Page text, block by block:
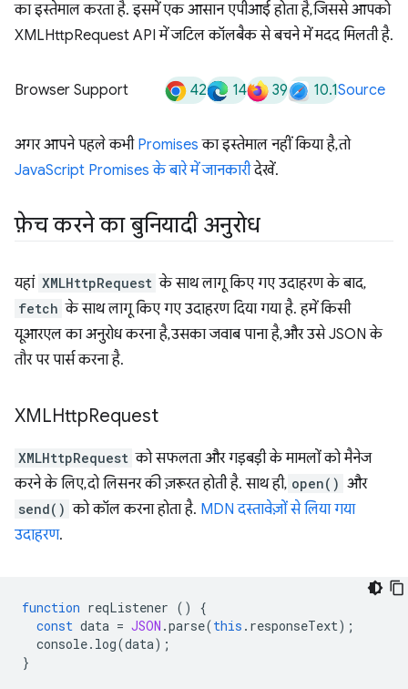
का इस्तेमाल करता है. इसमें एक आसान एपीआई होता है, जिससे आपको
XMLHttpRequest API में जटिल कॉलबैक से बचने में मदद मिलती है.
Browser Support 42 14 39 10.1Source
अगर आपने पहले कभी Promises का इस्तेमाल नहीं किया है, तो
JavaScript Promises के बारे में जानकारीदेखें.
फ़ेच करने का बुनियादी अनुरोध
यहां XMLHttpRequest के साथ लागू किए गए उदाहरण के बाद,
fetch के साथ लागू किए गए उदाहरण दिया गया है. हमें किसी
यूआरएल का अनुरोध करना है, उसका जवाब पाना है, और उसे JSON के
तौर पर पार्स करना है.
XMLHttpRequest
XMLHttpRequest को सफलता और गड़बड़ी के मामलों को मैनेज
करने के लिए, दो लिसनर की ज़रूरत होती है. साथ ही, open() और
send() को कॉल करना होता है. MDN दस्तावेज़ों से लिया गया
उदाहरण.
function reqListener ()
{
const data = JSON .parse(this . responseText);
console. log(data);
}